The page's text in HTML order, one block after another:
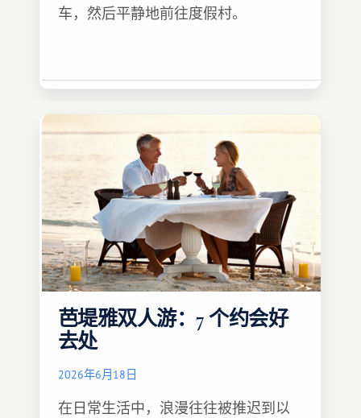
车，然后平静地前往度假村。
芭堤雅双人游：7 个约会好
去处
2026年6月18日
在日常生活中，浪漫往往被推迟到以